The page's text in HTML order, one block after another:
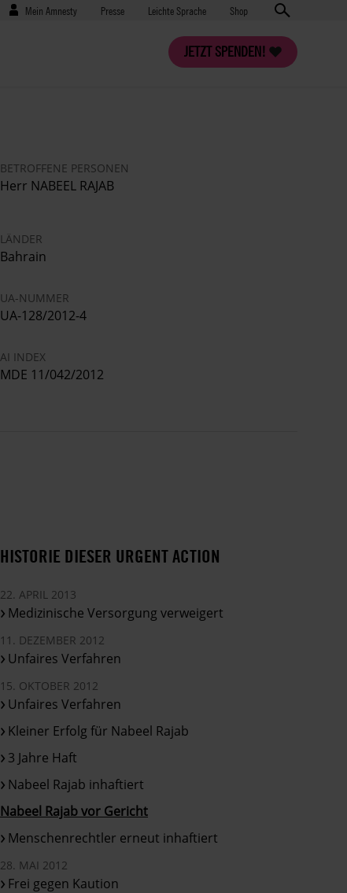
Benutzermenü
Mein Amnesty Presse
Presse Leichte Sprache Shop
JETZT SPENDEN!
BETROFFENE PERSONEN
Herr NABEEL RAJAB
LÄNDER
Bahrain
UA-NUMMER
UA-128/2012-4
AI INDEX
MDE 11/042/2012
HISTORIE DIESER URGENT ACTION
22. APRIL 2013
Medizinische Versorgung verweigert
11. DEZEMBER 2012
Unfaires Verfahren
15. OKTOBER 2012
Unfaires Verfahren
Kleiner Erfolg für Nabeel Rajab
3 Jahre Haft
Nabeel Rajab inhaftiert
Nabeel Rajab vor Gericht
Menschenrechtler erneut inhaftiert
28. MAI 2012
Frei gegen Kaution